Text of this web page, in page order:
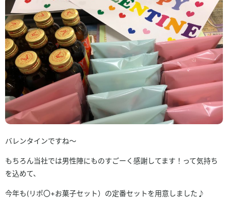
バレンタインですね～
もちろん当社では男性陣にものすごーく感謝してます！って気持ち
を込めて、
今年も(リポ〇+お菓子セット）の定番セットを用意しました♪